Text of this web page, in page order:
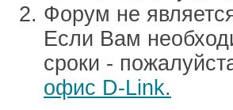
Форум не
Если Вам
сроки -
офис D-Link.